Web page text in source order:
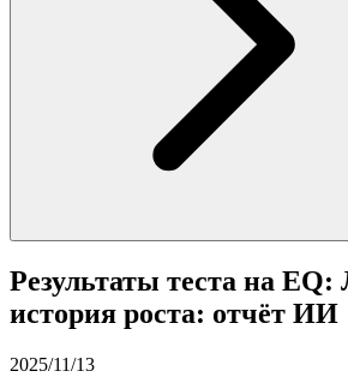
Результаты теста на
история роста: отчёт ИИ
2025/11/13